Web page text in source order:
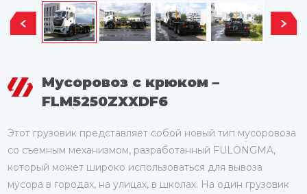
Мусоровоз с крюком –
FLM5250ZXXDF6
Этот грузовик представляет собой новый тип мусоровоза
со съемным механизмом, разработанный FULONGMA,
который может широко использоваться для вывоза
мусора в городах, на улицах, в школах. На один грузовик